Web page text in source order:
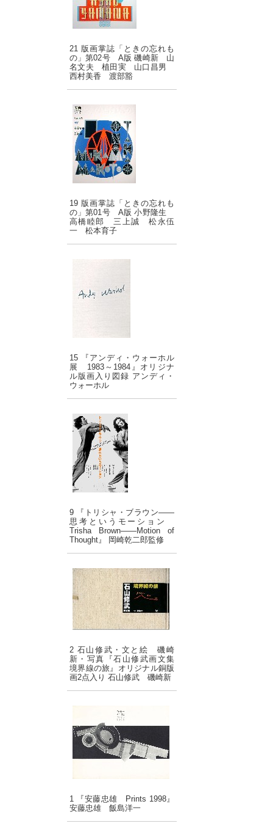
21 版画掌誌「ときの忘れも
の」第02号 A版 磯崎新 山
名文夫 植田実 山口昌男
西村美香 渡部豁
19 版画掌誌「ときの忘れも
の」第01号 A版 小野隆生
高橋睦郎 三上誠 松永伍
一 松本育子
15 『アンディ・ウォーホル
展 1983～1984』オリジナ
ル版画入り図録 アンディ・
ウォーホル
9 『トリシャ・ブラウン――
思考というモーション
Trisha Brown――Motion of
Thought』 岡崎乾二郎監修
2 石山修武・文と絵 磯崎
新・写真『石山修武画文集
境界線の旅』オリジナル銅版
画2点入り 石山修武 磯崎新
1 『安藤忠雄 Prints 1998』
安藤忠雄 飯島洋一